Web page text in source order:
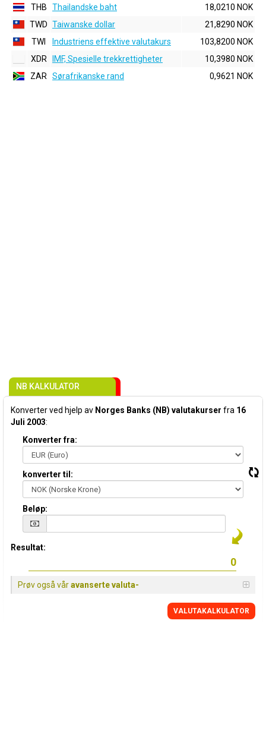
THB
Thailandske baht
18,0210 NOK
TWD Taiwanske dollar
21,8290 NOK
TWI
Industriens effektive valutakurs
103,8200 NOK
XDR
IMF, Spesielle trekkrettigheter
10,3980 NOK
ZAR
Sørafrikanske rand 0,9621 NOK
NB KALKULATOR
Konverter ved hjelp av Norges Banks (NB) valutakurser fra 16
Juli 2003:
Konverter fra:
konverter til:
Beløp:
Resultat:
Prøv også våravanserte valuta-
VALUTAKALKULATOR